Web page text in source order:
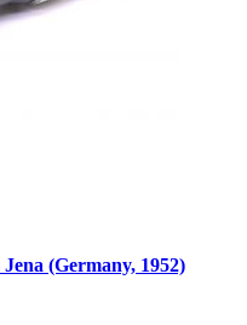
(Germany, 1952)